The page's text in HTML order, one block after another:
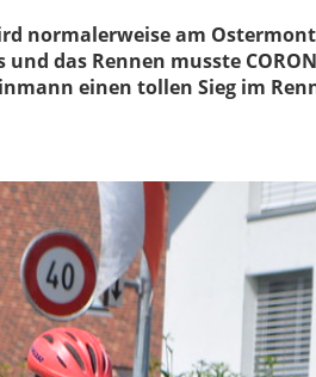
normalerweise am
das Rennen musste
einen tollen Sieg im